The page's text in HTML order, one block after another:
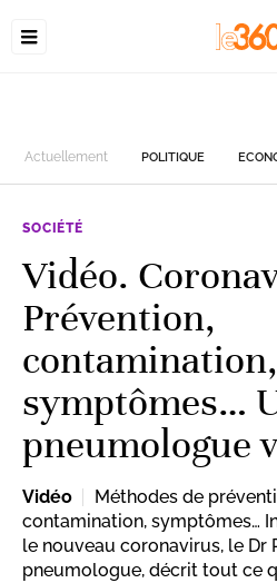
Actuellement POLITIQUE
SOCIÉTÉ
Vidéo.
Prévention,
contamination,
symptômes…
pneumologue
Vidéo
Méthodes de
contamination, symptômes…
le nouveau coronavirus, le Dr
pneumologue, décrit tout ce